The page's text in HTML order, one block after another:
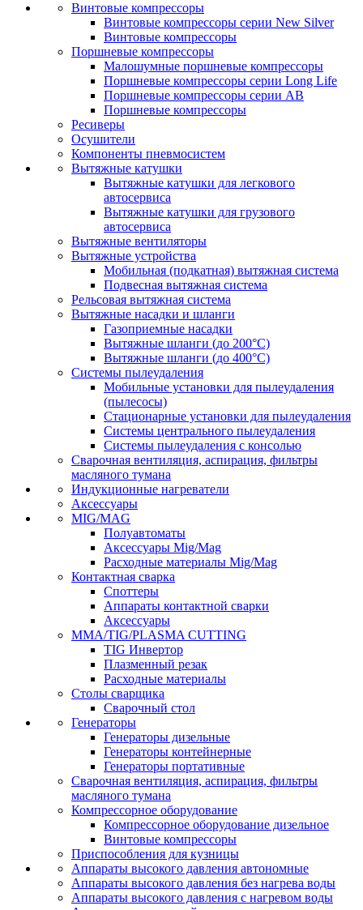
Винтовые компрессоры
Винтовые компрессоры серии New Silver
Винтовые компрессоры
Поршневые компрессоры
Малошумные поршневые компрессоры
Поршневые компрессоры серии Long Life
Поршневые компрессоры серии AB
Поршневые компрессоры
Ресиверы
Осушители
Компоненты пневмосистем
Вытяжные катушки
Вытяжные катушки для легкового
автосервиса
Вытяжные катушки для грузового
автосервиса
Вытяжные вентиляторы
Вытяжные устройства
Мобильная (подкатная) вытяжная система
Подвесная вытяжная система
Рельсовая вытяжная система
Вытяжные насадки и шланги
Газоприемные насадки
Вытяжные шланги (до 200°C)
Вытяжные шланги (до 400°C)
Системы пылеудаления
Мобильные установки для пылеудаления
(пылесосы)
Стационарные установки для пылеудаления
Системы центрального пылеудаления
Системы пылеудаления с консолью
Сварочная вентиляция, аспирация, фильтры
масляного тумана
Индукционные нагреватели
Аксессуары
MIG/MAG
Полуавтоматы
Аксессуары Mig/Mag
Расходные материалы Mig/Mag
Контактная сварка
Споттеры
Аппараты контактной сварки
Аксессуары
MMA/TIG/PLASMA CUTTING
TIG Инвертор
Плазменный резак
Расходные материалы
Столы сварщика
Сварочный стол
Генераторы
Генераторы дизельные
Генераторы контейнерные
Генераторы портативные
Сварочная вентиляция, аспирация, фильтры
масляного тумана
Компрессорное оборудование
Компрессорное оборудование дизельное
Винтовые компрессоры
Приспособления для кузницы
Аппараты высокого давления автономные
Аппараты высокого давления без нагрева воды
Аппараты высокого давления с нагревом воды